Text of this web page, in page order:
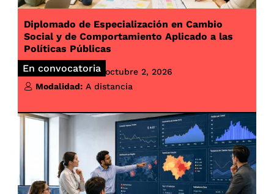
En convocatoria
Diplomado de Especialización en Cambio
Social y de Comportamiento Aplicado a las
Políticas Públicas
Inicio de clases: octubre 2, 2026
Modalidad: A distancia